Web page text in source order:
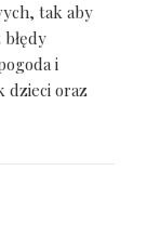
tak aby
i
dzieci oraz